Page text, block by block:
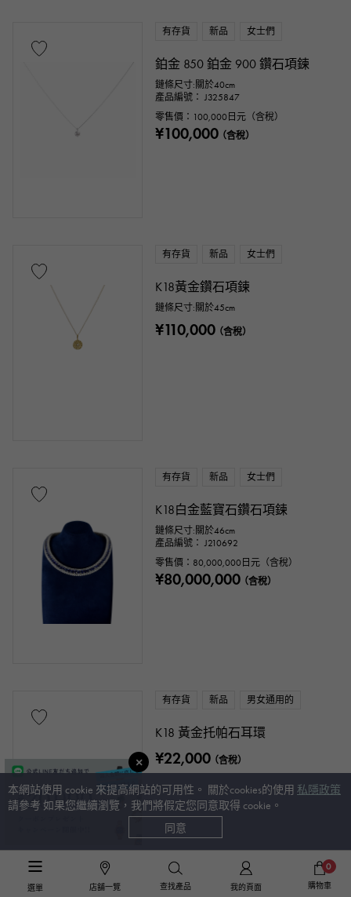
選單 店舖一覽 查找產品 我的頁面
0
購物車
有存貨 新品 女士們
鉑金 850 鉑金 900 鑽石項鍊
鏈條尺寸:關於40cm
產品編號： J325847
零售價： 100,000 日元（含稅）
¥100,000（含稅）
有存貨 新品 女士們
K18黃金鑽石項鍊
鏈條尺寸:關於45cm
¥110,000（含稅）
有存貨 新品 女士們
K18白金藍寶石鑽石項鍊
鏈條尺寸:關於46cm
產品編號： J210692
零售價： 80,000,000 日元（含稅）
¥80,000,000（含稅）
有存貨 新品 男女通用的
K18 黃金托帕石耳環
¥22,000（含稅）
本網站使用 cookie 來提高網站的可用性。 關於cookies的使用 私隱政策
請參考 如果您繼續瀏覽，我們將假定您同意取得 cookie。
同意